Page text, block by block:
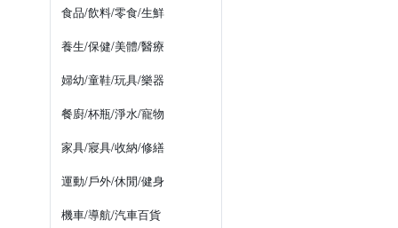
食品/飲料/零食/生鮮
養生/保健/美體/醫療
婦幼/童鞋/玩具/樂器
餐廚/杯瓶/淨水/寵物
家具/寢具/收納/修繕
運動/戶外/休閒/健身
機車/導航/汽車百貨